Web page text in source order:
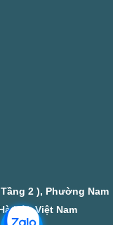
2 ), Phường Nam
Nội, Việt Nam